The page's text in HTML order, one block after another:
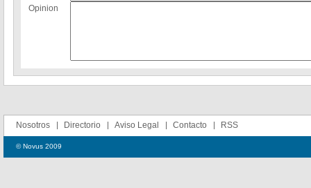
Opinion
Nosotros Directorio Aviso Legal Contacto RSS
© Novus 2009